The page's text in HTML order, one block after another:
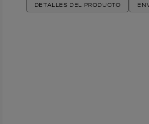
DETALLES DEL PRODUCTO